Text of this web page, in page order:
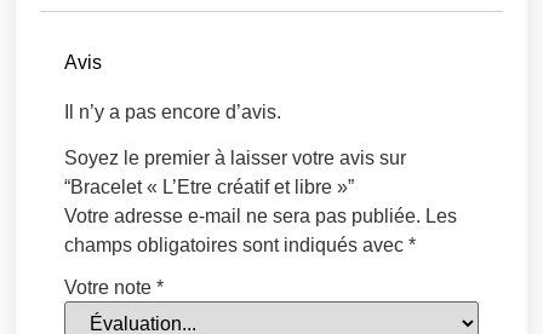
Avis
Il n’y a pas encore d’avis.
Soyez le premier à laisser votre avis sur
“Bracelet « L’Etre créatif et libre »”
Votre adresse e-mail ne sera pas publiée. Les
champs obligatoires sont indiqués avec*
Votre note*